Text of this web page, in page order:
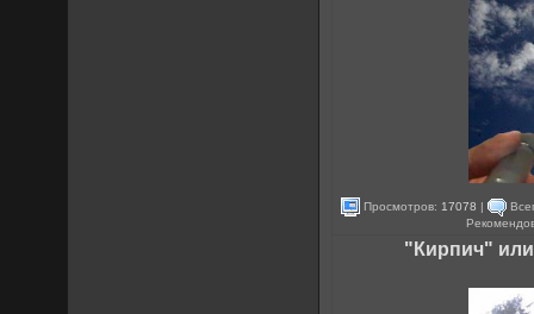
Просмотров: 17078 |
"Кирпич"